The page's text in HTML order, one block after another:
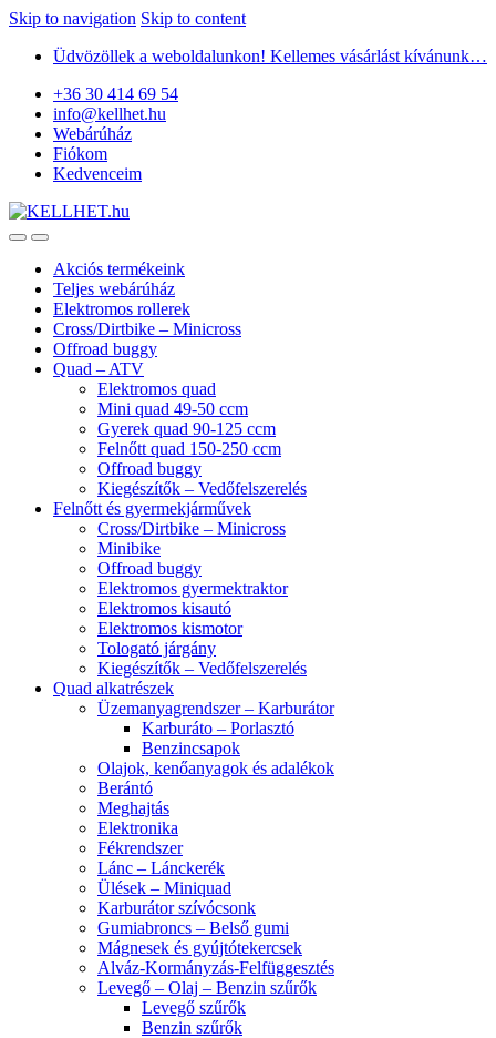
Skip to navigation Skip to content
Üdvözöllek a weboldalunkon! Kellemes vásárlást kívánunk…
+36 30 414 69 54
info@kellhet.hu
Webárúház
Fiókom
Kedvenceim
Akciós termékeink
Teljes webárúház
Elektromos rollerek
Cross/Dirtbike – Minicross
Offroad buggy
Quad – ATV
Elektromos quad
Mini quad 49-50 ccm
Gyerek quad 90-125 ccm
Felnőtt quad 150-250 ccm
Offroad buggy
Kiegészítők – Vedőfelszerelés
Felnőtt és gyermekjárművek
Cross/Dirtbike – Minicross
Minibike
Offroad buggy
Elektromos gyermektraktor
Elektromos kisautó
Elektromos kismotor
Tologató járgány
Kiegészítők – Vedőfelszerelés
Quad alkatrészek
Üzemanyagrendszer – Karburátor
Karburáto – Porlasztó
Benzincsapok
Olajok, kenőanyagok és adalékok
Berántó
Meghajtás
Elektronika
Fékrendszer
Lánc – Lánckerék
Ülések – Miniquad
Karburátor szívócsonk
Gumiabroncs – Belső gumi
Mágnesek és gyújtótekercsek
Alváz-Kormányzás-Felfüggesztés
Levegő – Olaj – Benzin szűrők
Levegő szűrők
Benzin szűrők